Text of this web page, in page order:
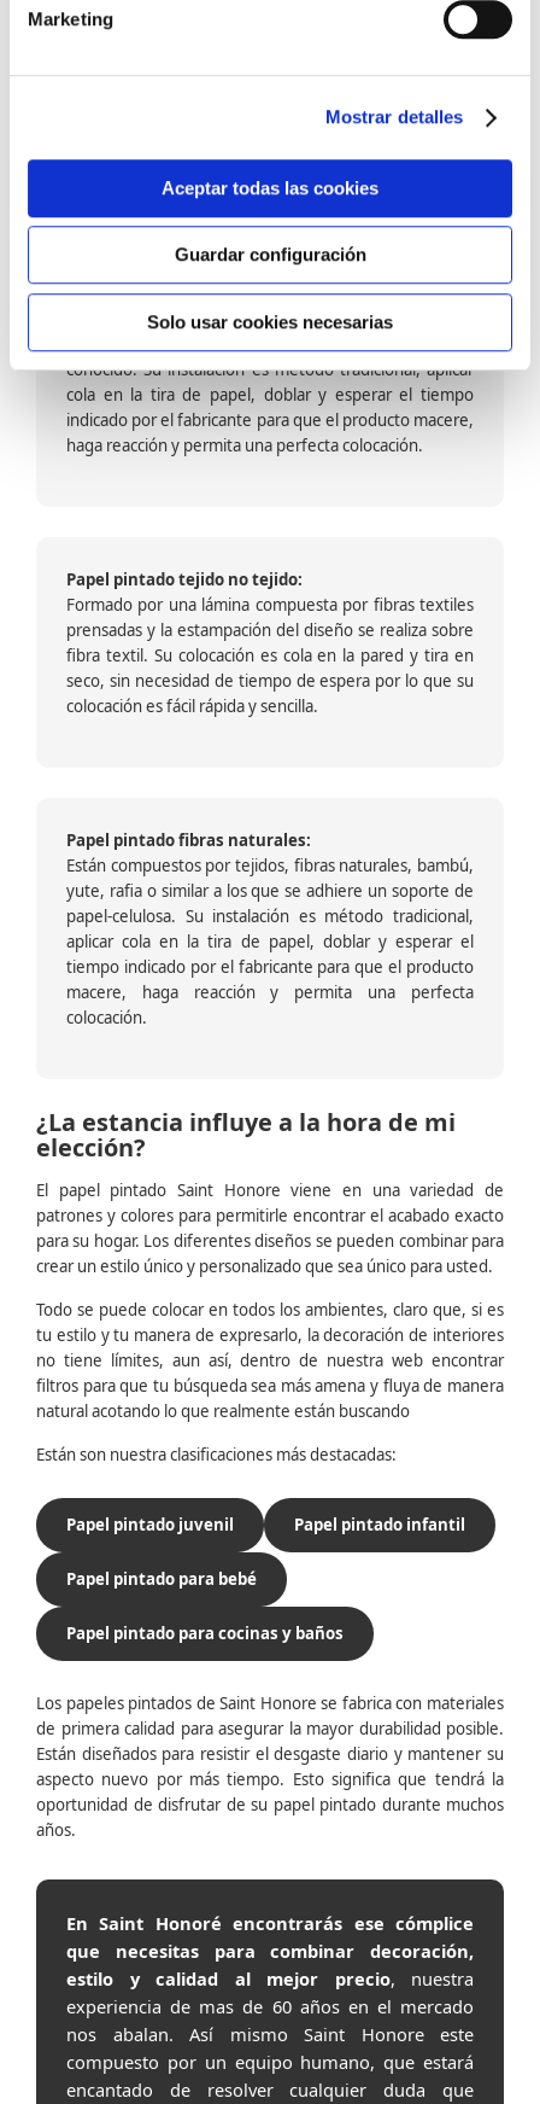
Marketing
Mostrar detalles
Aceptar todas las cookies
Guardar configuración
Solo usar cookies necesarias
barniz multiadherente en base agua. En zonas de
fuegos, se recomienda proteger con placas, silestone,
dado que el frotar en exceso dañaría el papel. Su
colocación es cola en la pared y tira en seco, sin
colocación es fácil rápida y sencilla.
Papel pintado calidad papel:
Formado por una capa de papel sobre un soporte de
conocido. Su instalación es método tradicional, aplicar
cola en la tira de papel, doblar y esperar el tiempo
indicado por el fabricante para que el producto macere,
haga reacción y permita una perfecta colocación.
Papel pintado tejido no tejido:
Formado por una lámina compuesta por fibras textiles
prensadas y la estampación del diseño se realiza sobre
fibra textil. Su colocación es cola en la pared y tira en
seco, sin necesidad de tiempo de espera por lo que su
colocación es fácil rápida y sencilla.
Papel pintado fibras naturales:
Están compuestos por tejidos, fibras naturales, bambú,
yute, rafia o similar a los que se adhiere un soporte de
papel-celulosa. Su instalación es método tradicional,
aplicar cola en la tira de papel, doblar y esperar el
tiempo indicado por el fabricante para que el producto
macere, haga reacción y permita una perfecta
colocación.
¿La estancia influye a la hora de mi
elección?
El papel pintado Saint Honore viene en una variedad de
patrones y colores para permitirle encontrar el acabado exacto
para su hogar. Los diferentes diseños se pueden combinar para
crear un estilo único y personalizado que sea único para usted.
Todo se puede colocar en todos los ambientes, claro que, si es
tu estilo y tu manera de expresarlo, la decoración de interiores
no tiene límites, aun así, dentro de nuestra web encontrar
filtros para que tu búsqueda sea más amena y fluya de manera
natural acotando lo que realmente están buscando
Están son nuestra clasificaciones más destacadas:
Papel pintado juvenil Papel pintado infantil
Papel pintado para bebé
Papel pintado para cocinas y baños
Los papeles pintados de Saint Honore se fabrica con materiales
de primera calidad para asegurar la mayor durabilidad posible.
Están diseñados para resistir el desgaste diario y mantener su
aspecto nuevo por más tiempo. Esto significa que tendrá la
oportunidad de disfrutar de su papel pintado durante muchos
años.
En Saint Honoré encontrarás ese cómplice
que necesitas para combinar decoración,
estilo y calidad al mejor precio, nuestra
experiencia de mas de 60 años en el mercado
nos abalan. Así mismo Saint Honore este
compuesto por un equipo humano, que estará
encantado de resolver cualquier duda que